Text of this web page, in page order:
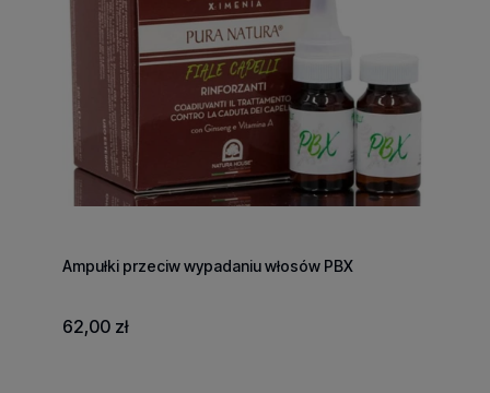
Ampułki przeciw wypadaniu włosów PBX
62,00 zł